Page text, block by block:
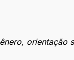
orientação